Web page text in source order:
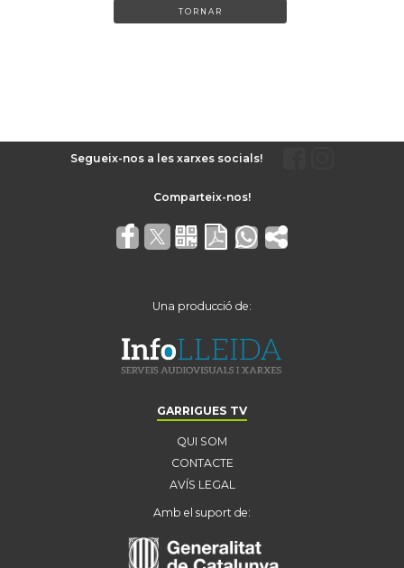
TORNAR
Segueix-nos a les xarxes socials!
Una producció de:
GARRIGUES TV
QUI SOM
CONTACTE
AVÍS LEGAL
Amb el suport de: